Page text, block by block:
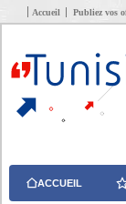
Accueil Publiez vos
ACCUEIL